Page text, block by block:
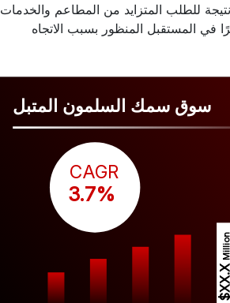
للطلب المتزايد من المطاعم والخدمات
في المستقبل المنظور بسبب الاتجاه
سوق سمك السلمون المتبل
$XX.X
Million
CAGR
3.7%